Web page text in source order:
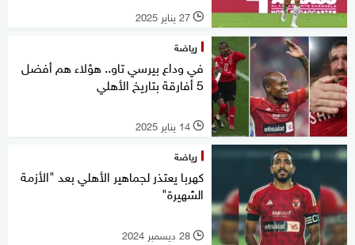
l 27 يناير 2025
رياضة
في وداع بيرسي تاو.. هؤلاء هم أفضل
5 أفارقة بتاريخ الأهلي
l 14 يناير 2025
رياضة
كهربا يعتذر لجماهير الأهلي بعد "الأزمة
الشهيرة"
l 28 ديسمبر 2024